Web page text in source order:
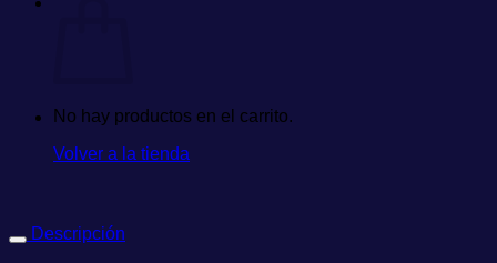
No hay productos en el carrito.
Volver a la tienda
Descripción